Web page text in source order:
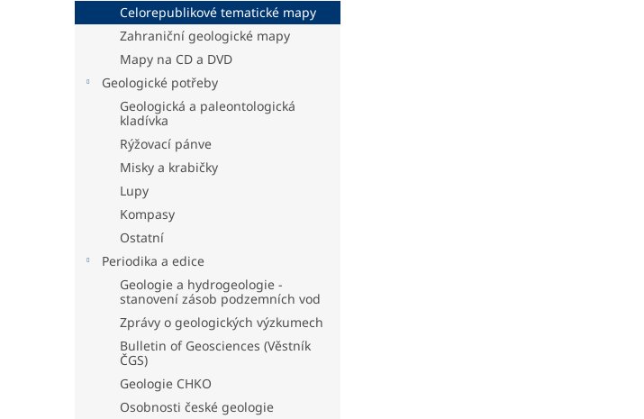
Celorepublikové tematické mapy
Zahraniční geologické mapy
Mapy na CD a DVD
Geologické potřeby
Geologická a paleontologická
kladívka
Rýžovací pánve
Misky a krabičky
Lupy
Kompasy
Ostatní
Periodika a edice
Geologie a hydrogeologie -
stanovení zásob podzemních vod
Zprávy o geologických výzkumech
Bulletin of Geosciences (Věstník
ČGS)
Geologie CHKO
Osobnosti české geologie